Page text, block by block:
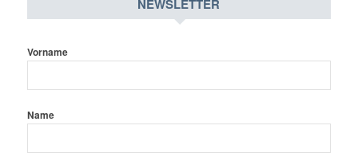
NEWSLETTER
Vorname
Name